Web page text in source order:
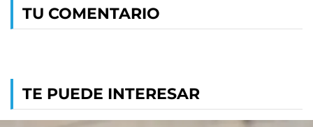
TU COMENTARIO
TE PUEDE INTERESAR